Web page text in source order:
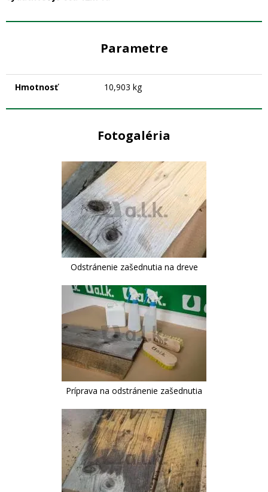
Parametre
Hmotnosť 10,903 kg
Fotogaléria
Odstránenie zašednutia na dreve
Príprava na odstránenie zašednutia